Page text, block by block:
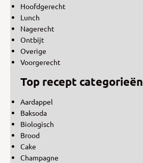
Hoofdgerecht
Lunch
Nagerecht
Ontbijt
Overige
Voorgerecht
Top recept categorieën
Aardappel
Baksoda
Biologisch
Brood
Cake
Champagne